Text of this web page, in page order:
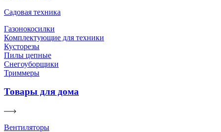
Садовая техника
Газонокосилки
Комплектующие для техники
Кусторезы
Пилы цепные
Снегоуборщики
Триммеры
Товары для дома
Вентиляторы